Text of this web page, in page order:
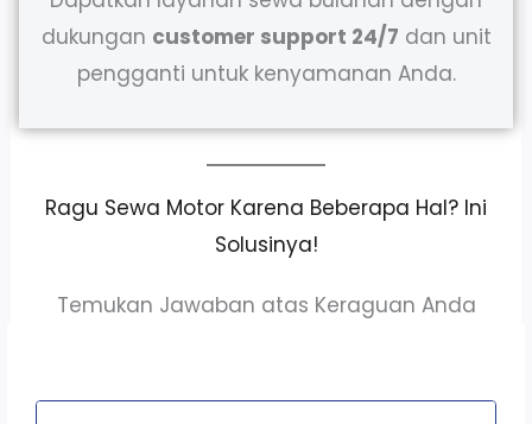
dukungan customer support 24/7 dan unit
pengganti untuk kenyamanan Anda.
Ragu Sewa Motor Karena Beberapa Hal? Ini
Solusinya!
Temukan Jawaban atas Keraguan Anda